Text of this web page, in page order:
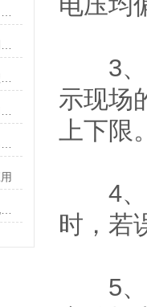
3、自
示现场
上下限
4、智
时，若
5、人